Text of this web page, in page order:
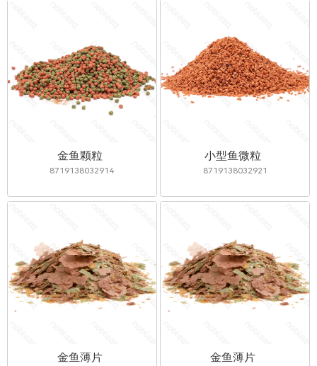
金鱼颗粒
8719138032914
小型鱼微粒
8719138032921
金鱼薄片 金鱼薄片